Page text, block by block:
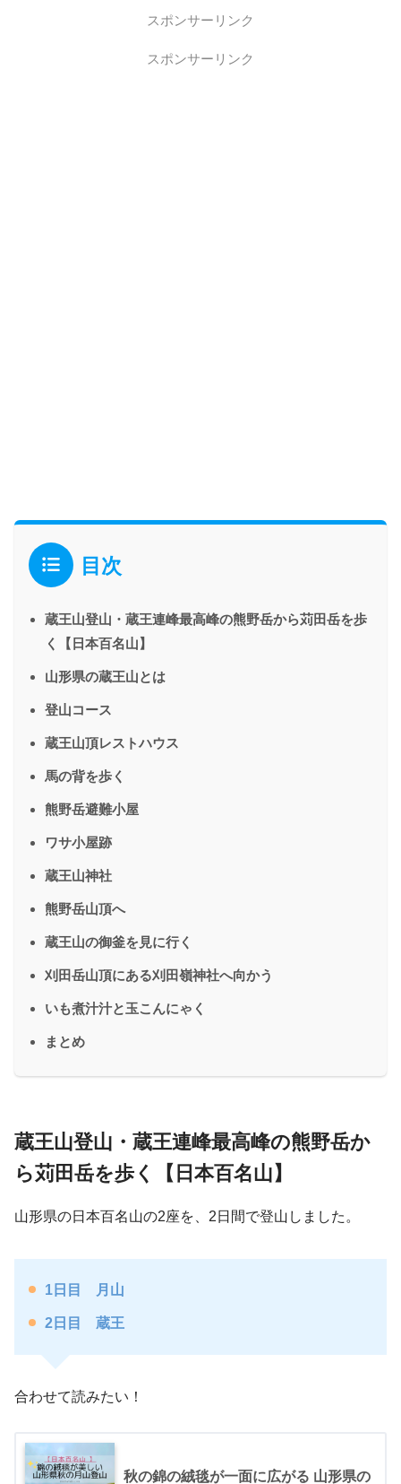
スポンサーリンク
スポンサーリンク
目次
蔵王山登山・蔵王連峰最高峰の熊野岳から苅田岳を歩
く【日本百名山】
山形県の蔵王山とは
登山コース
蔵王山頂レストハウス
馬の背を歩く
熊野岳避難小屋
ワサ小屋跡
蔵王山神社
熊野岳山頂へ
蔵王山の御釜を見に行く
刈田岳山頂にある刈田嶺神社へ向かう
いも煮汁汁と玉こんにゃく
まとめ
蔵王山登山・蔵王連峰最高峰の熊野岳か
ら苅田岳を歩く【日本百名山】
山形県の日本百名山の2座を、2日間で登山しました。
1日目 月山
2日目 蔵王
合わせて読みたい！
秋の錦の絨毯が一面に広がる 山形県の